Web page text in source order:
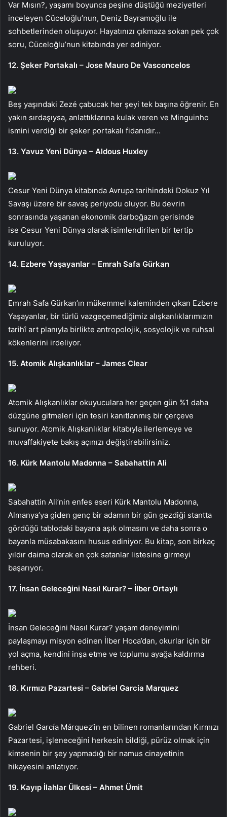
Var Mısın?, yaşamı boyunca peşine düştüğü meziyetleri
inceleyen Cüceloğlu’nun, Deniz Bayramoğlu ile
sohbetlerinden oluşuyor. Hayatınızı çıkmaza sokan pek çok
soru, Cüceloğlu’nun kitabında yer ediniyor.
12. Şeker Portakalı – Jose Mauro De Vasconcelos
Beş yaşındaki Zezé çabucak her şeyi tek başına öğrenir. En
yakın sırdaşıysa, anlattıklarına kulak veren ve Minguinho
ismini verdiği bir şeker portakalı fidanıdır…
13. Yavuz Yeni Dünya – Aldous Huxley
Cesur Yeni Dünya kitabında Avrupa tarihindeki Dokuz Yıl
Savaşı üzere bir savaş periyodu oluyor. Bu devrin
sonrasında yaşanan ekonomik darboğazın gerisinde
ise Cesur Yeni Dünya olarak isimlendirilen bir tertip
kuruluyor.
14. Ezbere Yaşayanlar – Emrah Safa Gürkan
Emrah Safa Gürkan’ın mükemmel kaleminden çıkan Ezbere
Yaşayanlar, bir türlü vazgeçemediğimiz alışkanlıklarımızın
tarihî art planıyla birlikte antropolojik, sosyolojik ve ruhsal
kökenlerini irdeliyor.
15. Atomik Alışkanlıklar – James Clear
Atomik Alışkanlıklar okuyuculara her geçen gün %1 daha
düzgüne gitmeleri için tesiri kanıtlanmış bir çerçeve
sunuyor. Atomik Alışkanlıklar kitabıyla ilerlemeye ve
muvaffakiyete bakış açınızı değiştirebilirsiniz.
16. Kürk Mantolu Madonna – Sabahattin Ali
Sabahattin Ali’nin enfes eseri Kürk Mantolu Madonna,
Almanya’ya giden genç bir adamın bir gün gezdiği stantta
gördüğü tablodaki bayana aşık olmasını ve daha sonra o
bayanla müsabakasını husus ediniyor. Bu kitap, son birkaç
yıldır daima olarak en çok satanlar listesine girmeyi
başarıyor.
17. İnsan Geleceğini Nasıl Kurar? – İlber Ortaylı
İnsan Geleceğini Nasıl Kurar? yaşam deneyimini
paylaşmayı misyon edinen İlber Hoca’dan, okurlar için bir
yol açma, kendini inşa etme ve toplumu ayağa kaldırma
rehberi.
18. Kırmızı Pazartesi – Gabriel Garcia Marquez
Gabriel García Márquez’in en bilinen romanlarından Kırmızı
Pazartesi, işleneceğini herkesin bildiği, pürüz olmak için
kimsenin bir şey yapmadığı bir namus cinayetinin
hikayesini anlatıyor.
19. Kayıp İlahlar Ülkesi – Ahmet Ümit